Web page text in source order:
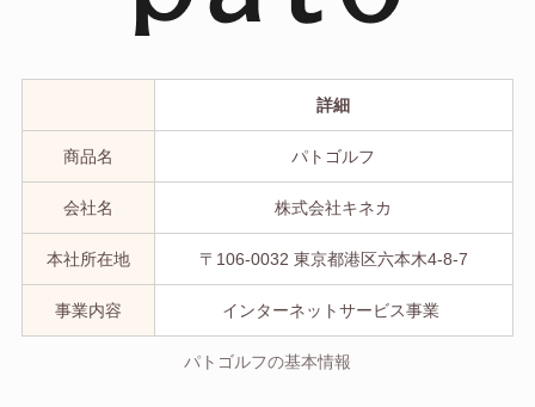
詳細
商品名 パトゴルフ
会社名 株式会社キネカ
本社所在地 〒106-0032 東京都港区六本木4-8-7
事業内容 インターネットサービス事業
パトゴルフの基本情報